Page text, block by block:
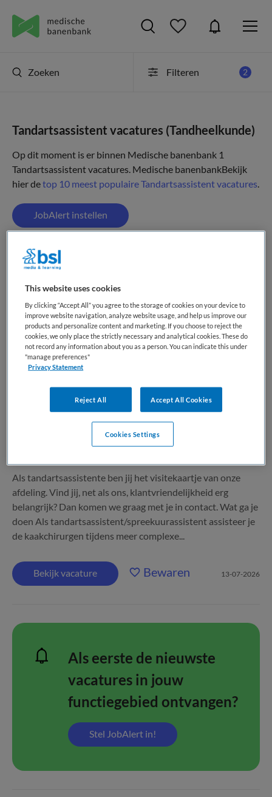
Zoeken Filteren 2
Tandartsassistent vacatures (Tandheelkunde)
Op dit moment is er binnen Medische banenbank 1
Tandartsassistent vacatures. Medische banenbankBekijk
hier detop 10 meest populaire Tandartsassistent vacatures.
JobAlert instellen
Tandartsassistent/Spreekuurassistent
polikliniek MKA-chirurgie
Martini Ziekenhuis
Als tandartsassistente ben jij het visitekaartje van onze
afdeling. Vind jij, net als ons, klantvriendelijkheid erg
belangrijk? Dan komen we graag met je in contact. Wat ga je
doen Als tandartsassistent/spreekuurassistent assisteer je
de kaakchirurgen tijdens meer complexe...
Bekijk vacature Bewaren 13-07-2026
Als eerste de nieuwste
vacatures in jouw
functiegebied ontvangen?
Stel JobAlert in!
This website uses cookies
By clicking “Accept All” you agree to the storage of cookies on your device to
improve website navigation, analyze website usage, and help us improve our
products and personalize content and marketing. If you choose to reject the
cookies, we only place the strictly necessary and analytical cookies. These do
not record any information about you as a person. You can indicate this under
"manage preferences"
Privacy Statement
Reject All Accept All Cookies
Cookies Settings